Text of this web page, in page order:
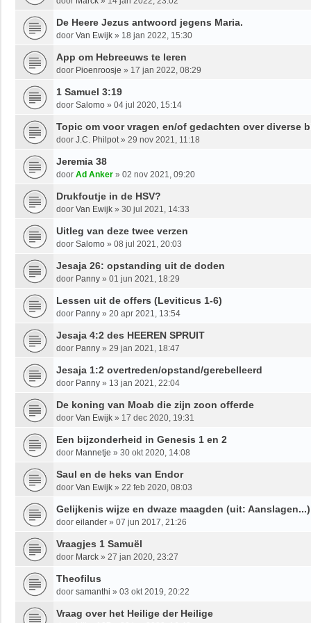
De Heere Jezus antwoord jegens Maria.
door Van Ewijk » 18 jan 2022, 15:30
App om Hebreeuws te leren
door Pioenroosje » 17 jan 2022, 08:29
1 Samuel 3:19
door Salomo » 04 jul 2020, 15:14
Topic om voor vragen en/of gedachten over diverse
door J.C. Philpot» 29 nov 2021, 11:18
Jeremia 38
door Ad Anker » 02 nov 2021, 09:20
Drukfoutje in de HSV?
door Van Ewijk » 30 jul 2021, 14:33
Uitleg van deze twee verzen
door Salomo » 08 jul 2021, 20:03
Jesaja 26: opstanding uit de doden
door Panny » 01 jun 2021, 18:29
Lessen uit de offers (Leviticus 1-6)
door Panny » 20 apr 2021, 13:54
Jesaja 4:2 des HEEREN SPRUIT
door Panny » 29 jan 2021, 18:47
Jesaja 1:2 overtreden/opstand/gerebelleerd
door Panny » 13 jan 2021, 22:04
De koning van Moab die zijn zoon offerde
door Van Ewijk » 17 dec 2020, 19:31
Een bijzonderheid in Genesis 1 en 2
door Mannetje » 30 okt 2020, 14:08
Saul en de heks van Endor
door Van Ewijk » 22 feb 2020, 08:03
Gelijkenis wijze en dwaze maagden (uit: Aanslagen...)
door eilander » 07 jun 2017, 21:26
Vraagjes 1 Samuël
door Marck » 27 jan 2020, 23:27
Theofilus
door samanthi » 03 okt 2019, 20:22
Vraag over het Heilige der Heilige